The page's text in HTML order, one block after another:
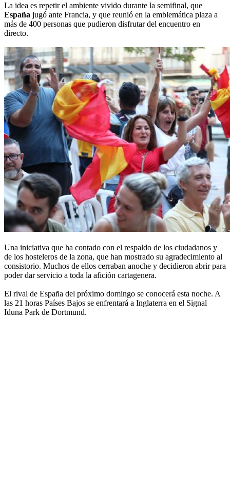
La idea es repetir el ambiente vivido durante la semifinal, que
España jugó ante Francia, y que reunió en la emblemática plaza a
más de 400 personas que pudieron disfrutar del encuentro en
directo.
Una iniciativa que ha contado con el respaldo de los ciudadanos y
de los hosteleros de la zona, que han mostrado su agradecimiento al
consistorio. Muchos de ellos cerraban anoche y decidieron abrir para
poder dar servicio a toda la afición cartagenera.
El rival de España del próximo domingo se conocerá esta noche. A
las 21 horas Países Bajos se enfrentará a Inglaterra en el Signal
Iduna Park de Dortmund.